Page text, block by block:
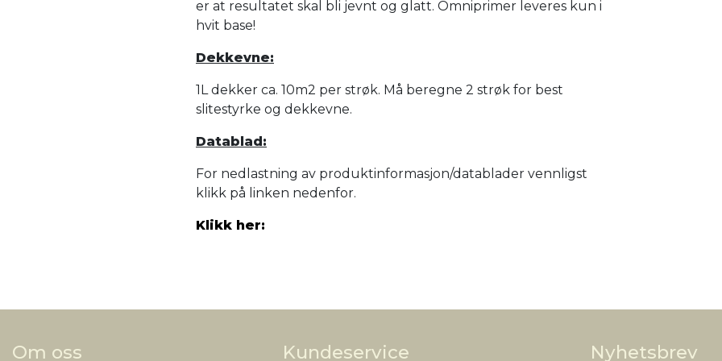
er at resultatet skal bli jevnt og glatt. Omniprimer leveres kun i
hvit base!
Dekkevne:
1L dekker ca. 10m2 per strøk. Må beregne 2 strøk for best
slitestyrke og dekkevne.
Datablad:
For nedlastning av produktinformasjon/datablader vennligst
klikk på linken nedenfor.
Klikk her:
Om oss Kundeservice Nyhetsbrev